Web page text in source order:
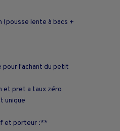
lente à bacs +
pour l'achant du petit
et pret a taux zéro
unique
et porteur :**